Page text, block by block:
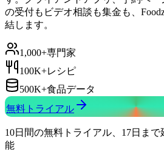
の受付もビデオ相談も集金も、
結します。
1,000+専門家
100K+レシピ
500K+食品データ
無料トライアル
10日間の無料トライアル、17日まで
能